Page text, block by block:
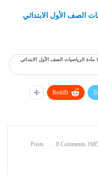
الصف الأول الابتدائي
النسخ من عين لبوابة المستقبل (التهيئة) الأعداد1 وَ 2 وَ 3 مادة الرياضيات الصف الأول الابتدائي
ReddIt
1685
0 Comments